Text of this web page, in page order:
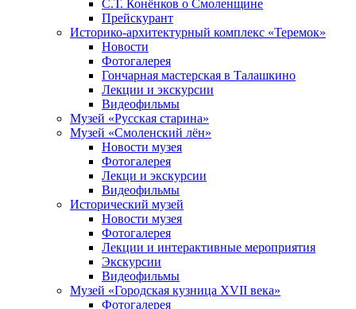
С.Т. Конёнков о Смоленщине
Прейскурант
Историко-архитектурный комплекс «Теремок»
Новости
Фотогалерея
Гончарная мастерская в Талашкино
Лекции и экскурсии
Видеофильмы
Музей «Русская старина»
Музей «Смоленский лён»
Новости музея
Фотогалерея
Лекци и экскурсии
Видеофильмы
Исторический музей
Новости музея
Фотогалерея
Лекции и интерактивные мероприятия
Экскурсии
Видеофильмы
Музей «Городская кузница XVII века»
Фотогалерея